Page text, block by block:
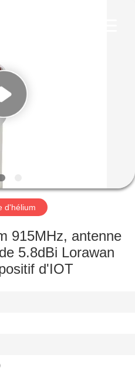
d'hélium
915MHz, antenne
5.8dBi Lorawan
d'IOT